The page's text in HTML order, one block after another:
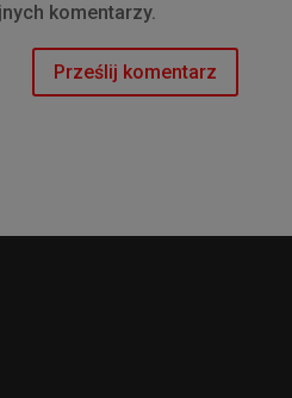
komentarzy.